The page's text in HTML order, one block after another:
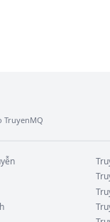
TruyenMQ